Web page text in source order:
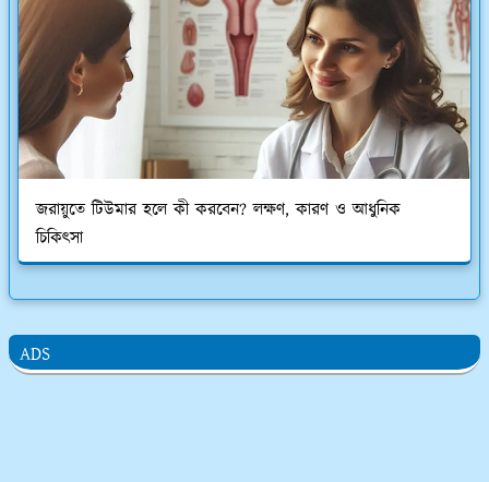
জরায়ুতে টিউমার হলে কী করবেন? লক্ষণ, কারণ ও আধুনিক
চিকিৎসা
ADS